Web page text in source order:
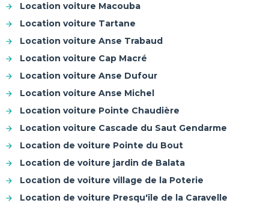
Location voiture Macouba
Location voiture Tartane
Location voiture Anse Trabaud
Location voiture Cap Macré
Location voiture Anse Dufour
Location voiture Anse Michel
Location voiture Pointe Chaudière
Location voiture Cascade du Saut Gendarme
Location de voiture Pointe du Bout
Location de voiture jardin de Balata
Location de voiture village de la Poterie
Location de voiture Presqu'île de la Caravelle